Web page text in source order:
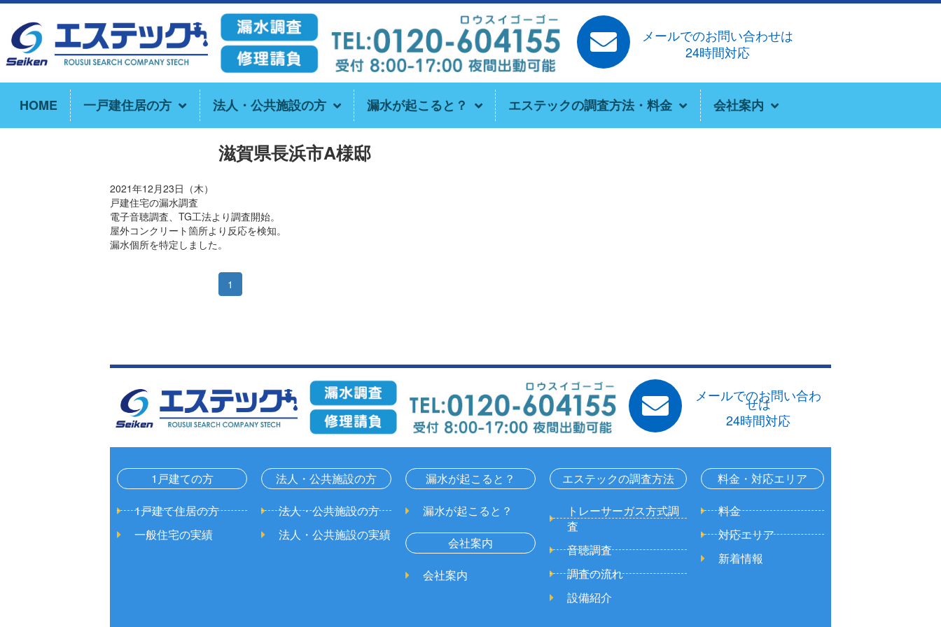
メールでのお問い合わせは
24時間対応
HOME 一戸建住居の方 法人・公共施設の方 漏水が起こると？ エステックの調査方法・料金 会社案内
滋賀県長浜市A様邸
2021年12月23日（木）
戸建住宅の漏水調査
電子音聴調査、TG工法より調査開始。
屋外コンクリート箇所より反応を検知。
漏水個所を特定しました。
1
メールでのお問い合わ
せは
24時間対応
1戸建ての方
1戸建て住居の方
一般住宅の実績
法人・公共施設の方
法人・公共施設の方
法人・公共施設の実績
漏水が起こると？
漏水が起こると？
会社案内
会社案内
エステックの調査方法
トレーサーガス方式調
査
音聴調査
調査の流れ
設備紹介
料金・対応エリア
料金
対応エリア
新着情報